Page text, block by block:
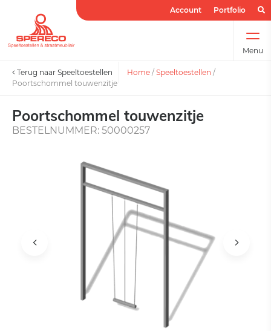
Account Portfolio
Menu
Terug naar Speeltoestellen Home / Speeltoestellen /
Poortschommel touwenzitje
Poortschommel touwenzitje
BESTELNUMMER: 50000257